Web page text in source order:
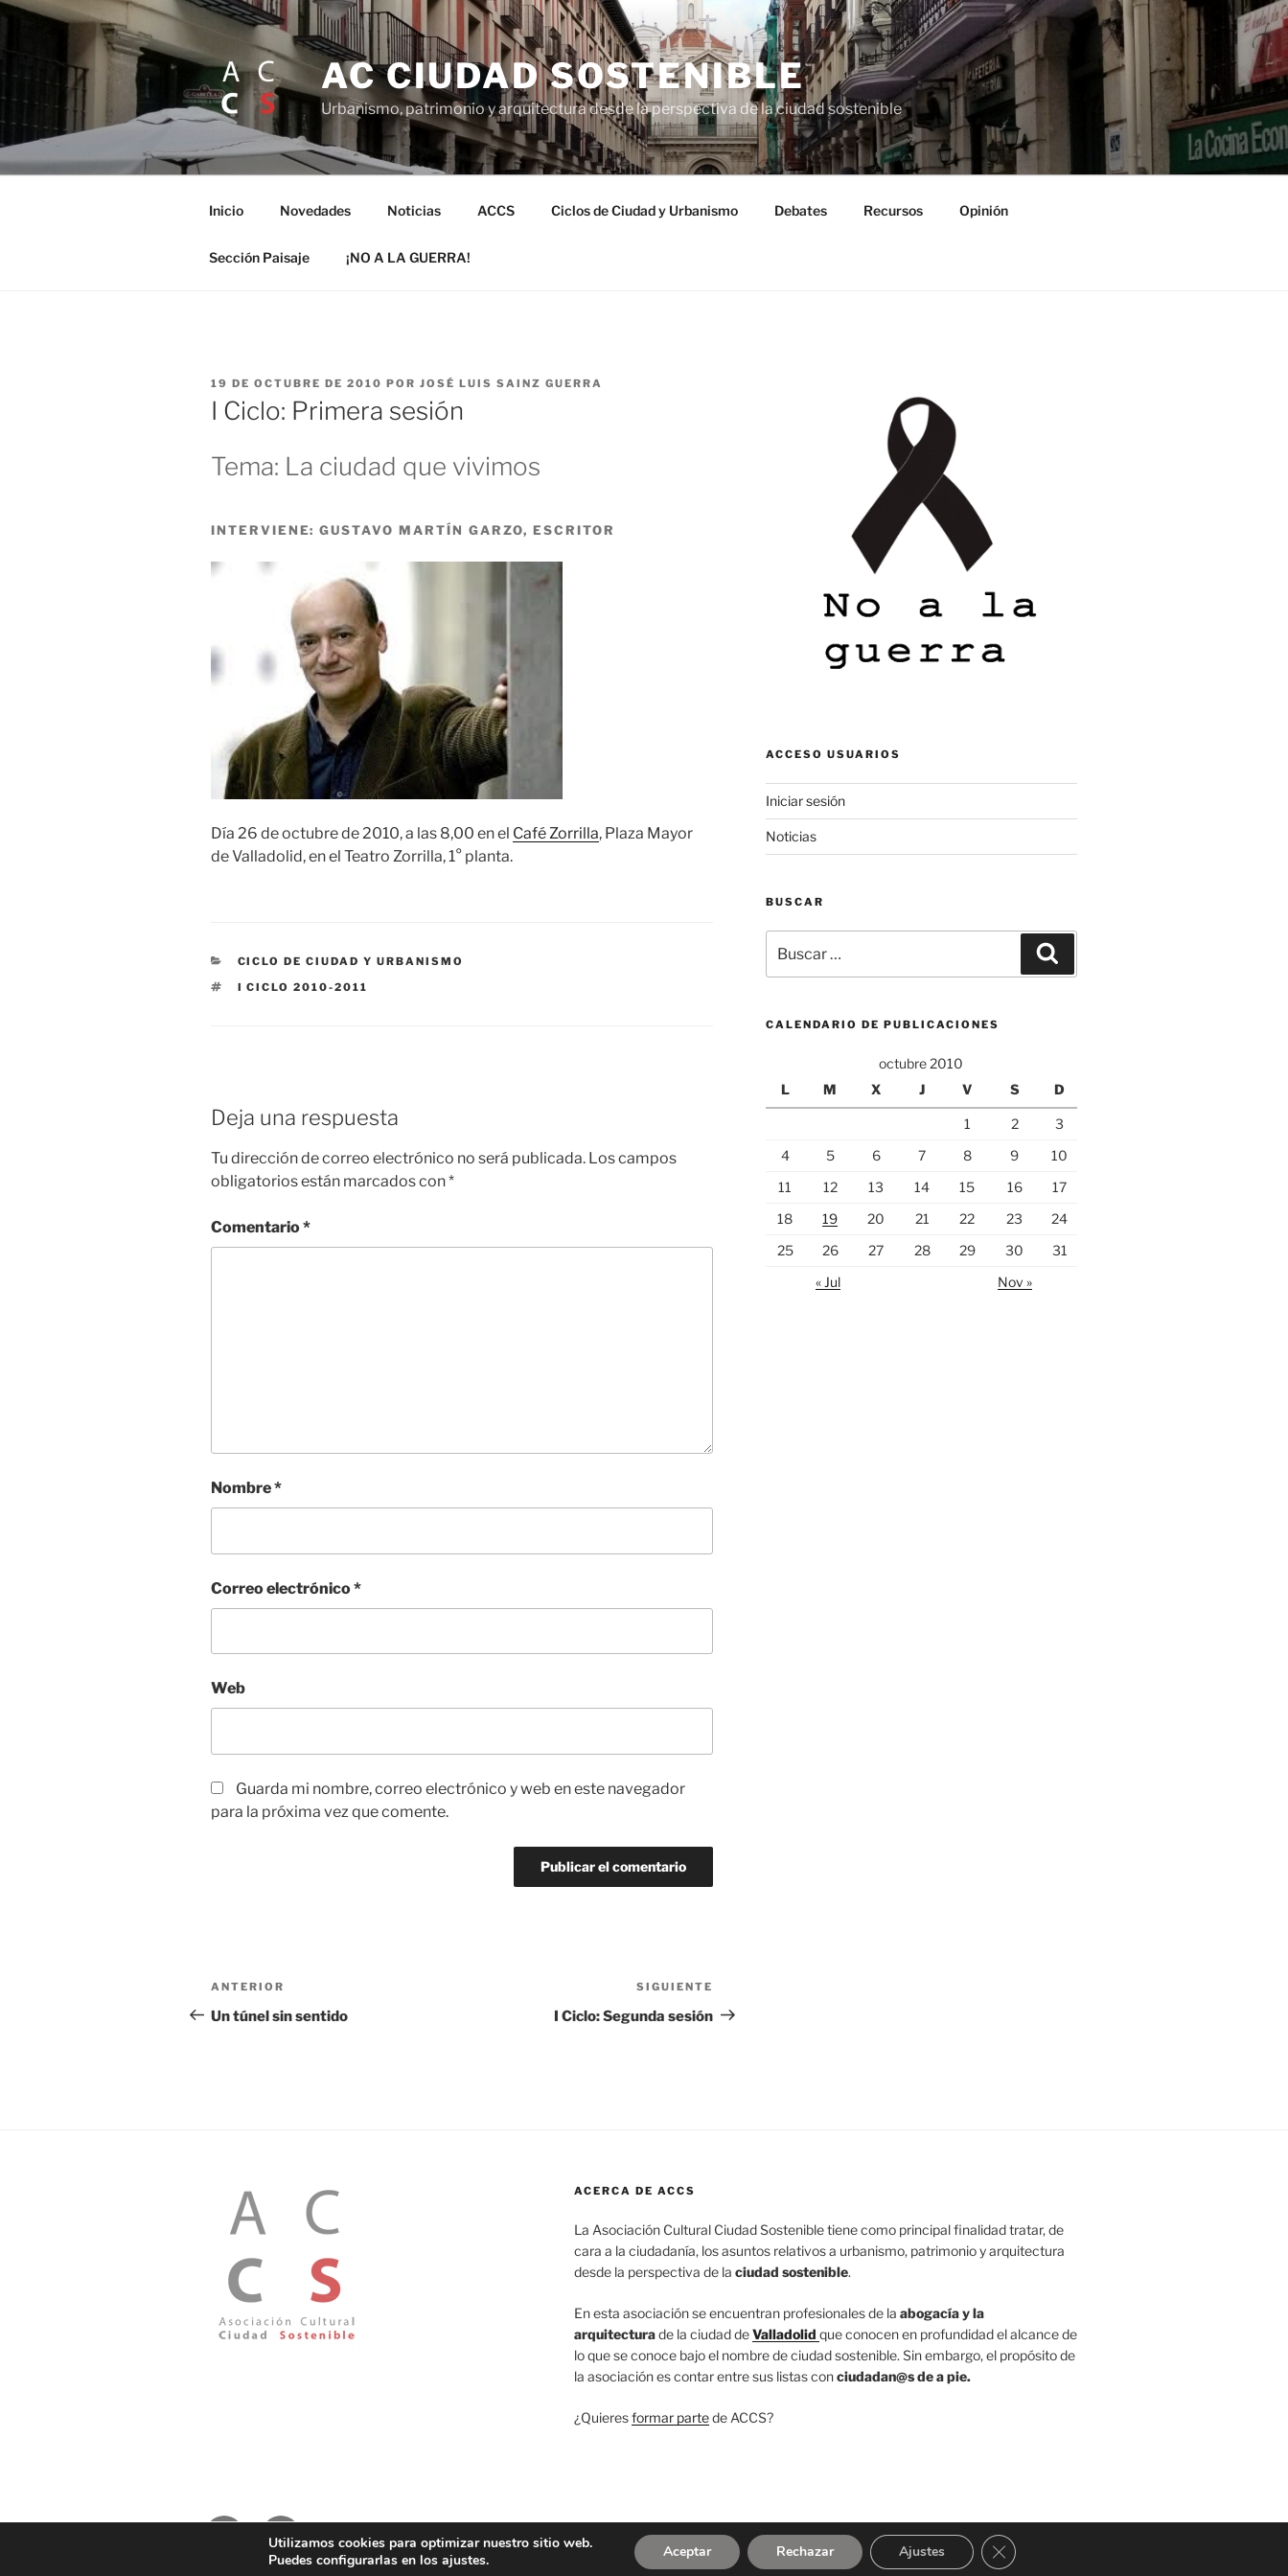
Saltar
AC CIUDAD SOSTENIBLE
Urbanismo, patrimonio y arquitectura desde la perspectiva de la ciudad sostenible
Inicio Novedades Noticias ACCS Ciclos de Ciudad y Urbanismo Debates Recursos Opinión
Sección Paisaje ¡NO A LA GUERRA!
PUBLICADO
EL
19 DE OCTUBRE DE 2010 POR JOSÉ LUIS SAINZ GUERRA
I Ciclo: Primera sesión
Tema: La ciudad que vivimos
INTERVIENE: GUSTAVO MARTÍN GARZO, ESCRITOR
Día 26 de octubre de 2010, a las 8,00 en el Café Zorrilla, Plaza Mayor
de Valladolid, en el Teatro Zorrilla, 1° planta.
CATEGORÍAS
CICLO DE CIUDAD Y URBANISMO
ETIQUETAS
I CICLO 2010-2011
Deja una respuesta
Tu dirección de correo electrónico no será publicada. Los campos
obligatorios están marcados con*
Comentario*
Nombre*
Correo electrónico*
Web
Guarda mi nombre, correo electrónico y web en este navegador
para la próxima vez que comente.
Navegación
de
Entrada
anterior:
ANTERIOR
Un túnel sin sentido
entrada
SIGUIENTE
I Ciclo: Segunda sesión
ACCESO USUARIOS
Iniciar sesión
Noticias
BUSCAR
por:
CALENDARIO DE PUBLICACIONES
octubre 2010
L
M X J V S D
1 2
3
4
5 6 7 8 9
10
11
12 13 14 15 16
17
18
19 20 21 22 23
24
25
26 27 28 29 30
31
« Jul
Nov »
ACERCA DE ACCS
La Asociación Cultural Ciudad Sostenible tiene como principal finalidad tratar, de
cara a la ciudadanía, los asuntos relativos a urbanismo, patrimonio y arquitectura
desde la perspectiva de la ciudad sostenible.
En esta asociación se encuentran profesionales de la abogacía y la
arquitecturade la ciudad deValladolid que conocen en profundidad el alcance de
lo que se conoce bajo el nombre de ciudad sostenible. Sin embargo, el propósito de
la asociación es contar entre sus listas conciudadan@s de a pie.
¿Quieresformar partede ACCS?
FacebookCorreo
electrónico
Política de privacidad Funciona gracias a WordPress
Utilizamos cookies para optimizar nuestro sitio web.
Puedes configurarlas en los ajustes.
Aceptar Rechazar Ajustes Cerrar el banner de cookies RGPD